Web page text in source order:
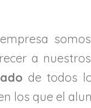
a
de todos
los que el